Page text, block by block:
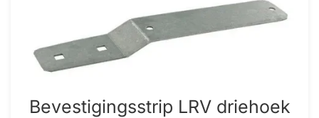
Bevestigingsstrip LRV driehoek